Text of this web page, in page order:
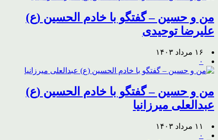
من و حسین – گفتگو با خادم الحسین (ع)
علیرضا توحیدی
۱۶ مرداد ۱۴۰۳
۰
من و حسین – گفتگو با خادم الحسین (ع)
عبدالعلی میرزانیا
۱۱ مرداد ۱۴۰۳
۰